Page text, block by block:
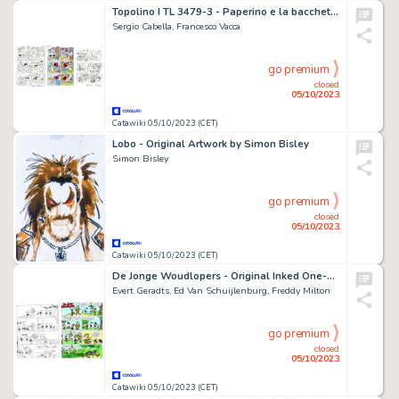
Topolino I TL 3479-3 - Paperino e la bacchetta magica - inked page 8 + sketch page - (2021)
Sergio Cabella, Francesco Vacca
Catawiki 05/10/2023 (CET)
closed
05/10/2023
go premium
Lobo - Original Artwork by Simon Bisley
Simon Bisley
Catawiki 05/10/2023 (CET)
closed
05/10/2023
go premium
De Jonge Woudlopers - Original Inked One-Pager - H 94189 - 'Medaille-lopers' - (1995)
Evert Geradts, Ed Van Schuijlenburg, Freddy Milton
Catawiki 05/10/2023 (CET)
closed
05/10/2023
go premium